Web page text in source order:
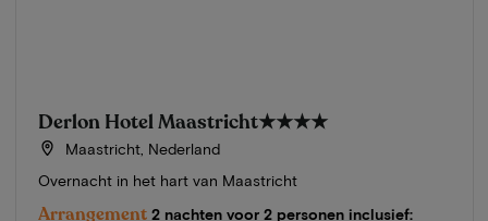
Derlon Hotel Maastricht★★★★
Maastricht, Nederland
Overnacht in het hart van Maastricht
Arrangement 2 nachten voor 2 personen inclusief: